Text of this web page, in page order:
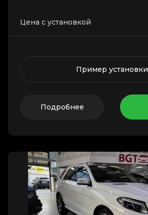
Цена с установкой
Пример установки
Подробнее